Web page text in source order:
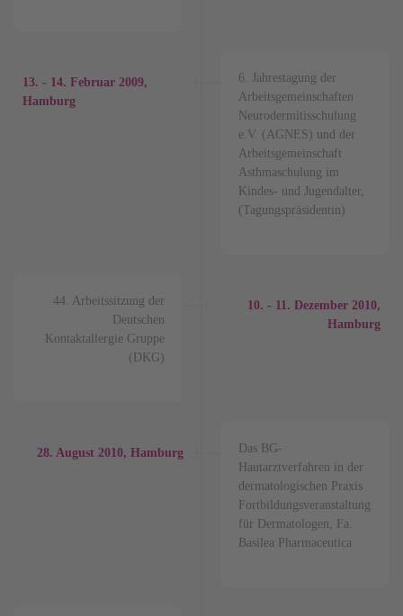
13. - 14. Februar 2009,
Hamburg
6. Jahrestagung der
Arbeitsgemeinschaften
Neurodermitisschulung
e.V. (AGNES) und der
Arbeitsgemeinschaft
Asthmaschulung im
Kindes- und Jugendalter,
(Tagungspräsidentin)
10. - 11. Dezember 2010,
Hamburg
44. Arbeitssitzung der
Deutschen
Kontaktallergie Gruppe
(DKG)
28. August 2010, Hamburg
Das BG-
Hautarztverfahren in der
dermatologischen Praxis
Fortbildungsveranstaltung
für Dermatologen, Fa.
Basilea Pharmaceutica